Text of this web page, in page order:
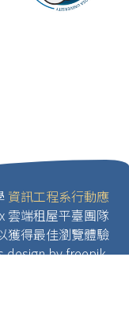
資訊工程系行動應
x 雲端租屋平臺團隊
獲得最佳瀏覽體驗
design by freepik.